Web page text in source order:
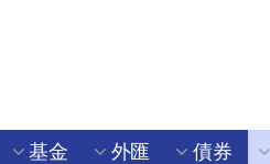
基金 外匯 債券